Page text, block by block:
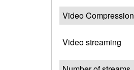
Video Compression
Video streaming